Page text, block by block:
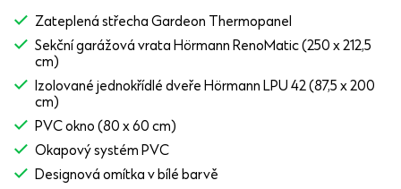
Zateplená střecha Gardeon Thermopanel
Sekční garážová vrata Hörmann RenoMatic (250 x 212,5
cm)
Izolované jednokřídlé dveře Hörmann LPU 42 (87,5 x 200
cm)
PVC okno (80 x 60 cm)
Okapový systém PVC
Designová omítka v bílé barvě